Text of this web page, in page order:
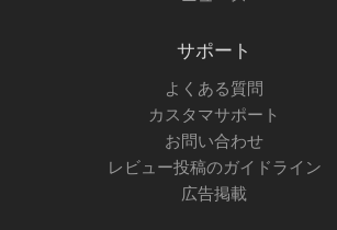
サポート
よくある質問
カスタマサポート
お問い合わせ
レビュー投稿のガイドライン
広告掲載